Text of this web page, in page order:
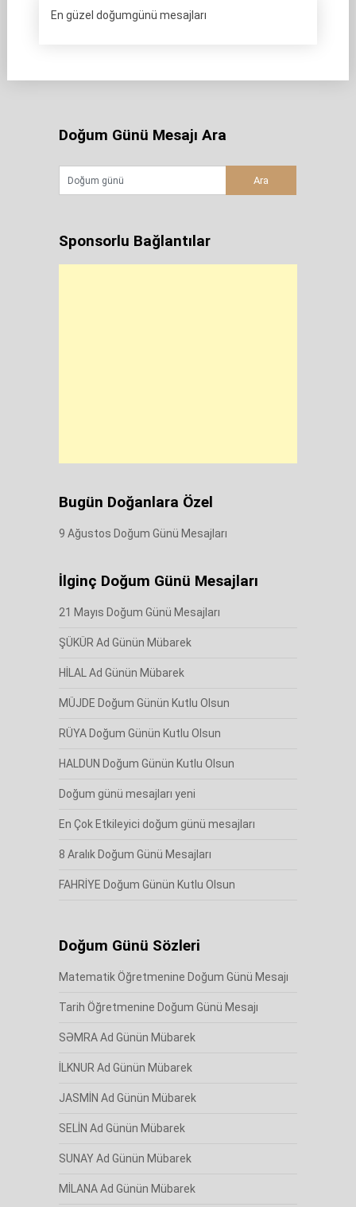
En güzel doğumgünü mesajları
Doğum Günü Mesajı Ara
Sponsorlu Bağlantılar
Bugün Doğanlara Özel
9 Ağustos Doğum Günü Mesajları
İlginç Doğum Günü Mesajları
21 Mayıs Doğum Günü Mesajları
ŞÜKÜR Ad Günün Mübarek
HİLAL Ad Günün Mübarek
MÜJDE Doğum Günün Kutlu Olsun
RÜYA Doğum Günün Kutlu Olsun
HALDUN Doğum Günün Kutlu Olsun
Doğum günü mesajları yeni
En Çok Etkileyici doğum günü mesajları
8 Aralık Doğum Günü Mesajları
FAHRİYE Doğum Günün Kutlu Olsun
Doğum Günü Sözleri
Matematik Öğretmenine Doğum Günü Mesajı
Tarih Öğretmenine Doğum Günü Mesajı
SƏMRA Ad Günün Mübarek
İLKNUR Ad Günün Mübarek
JASMİN Ad Günün Mübarek
SELİN Ad Günün Mübarek
SUNAY Ad Günün Mübarek
MİLANA Ad Günün Mübarek